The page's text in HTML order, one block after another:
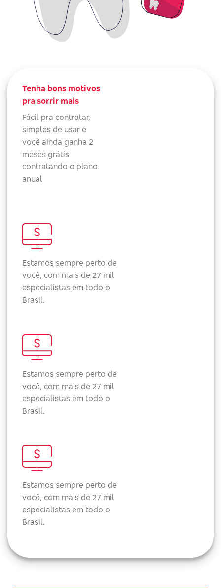
Tenha bons motivos
pra sorrir mais
Fácil pra contratar,
simples de usar e
você ainda ganha 2
meses grátis
contratando o plano
anual
Estamos sempre perto de
você, com mais de 27 mil
especialistas em todo o
Brasil.
Estamos sempre perto de
você, com mais de 27 mil
especialistas em todo o
Brasil.
Estamos sempre perto de
você, com mais de 27 mil
especialistas em todo o
Brasil.